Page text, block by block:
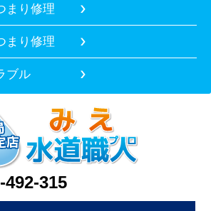
まり修理
まり修理
ブル
492-315